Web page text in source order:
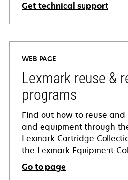
Get technical support
opens
in
new
tab
WEB PAGE
Lexmark reuse &
programs
Find out how to reuse and
and equipment through
Lexmark Cartridge
the Lexmark Equipment
Go to page